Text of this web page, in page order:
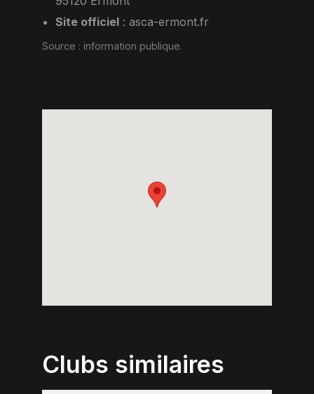
Site officiel :asca-ermont.fr
Source : information publique.
Clubs similaires